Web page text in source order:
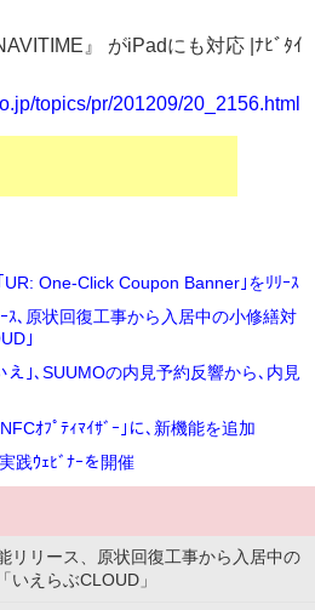
』 がiPadにも対応 |ﾅﾋﾞﾀｲ
topics/pr/201209/20_2156.html
UR: One-Click Coupon Banner｣をﾘﾘｰｽ
ｽ､原状回復工事から入居中の小修繕対
｣
え｣､SUUMOの内見予約反響から､内見
ｵﾌﾟﾃｨﾏｲｻﾞｰ｣に､新機能を追加
践ｳｪﾋﾞﾅｰを開催
リリース、原状回復工事から入居中の
いえらぶCLOUD」